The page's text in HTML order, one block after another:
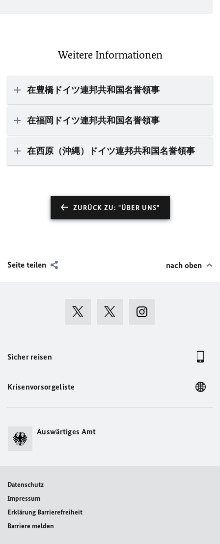
Weitere Informationen
在豊橋ドイツ連邦共和国名誉領事
在福岡ドイツ連邦共和国名誉領事
在西原（沖縄）ドイツ連邦共和国名誉領事
ZURÜCK ZU: "ÜBER UNS"
Seite teilen nach oben
Sicher reisen
Krisenvorsorgeliste
Auswärtiges Amt
Datenschutz
Impressum
Erklärung Barrierefreiheit
Barriere melden